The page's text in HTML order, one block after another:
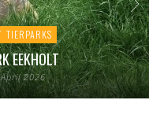
TIERPARKS
EEKHOLT
2026